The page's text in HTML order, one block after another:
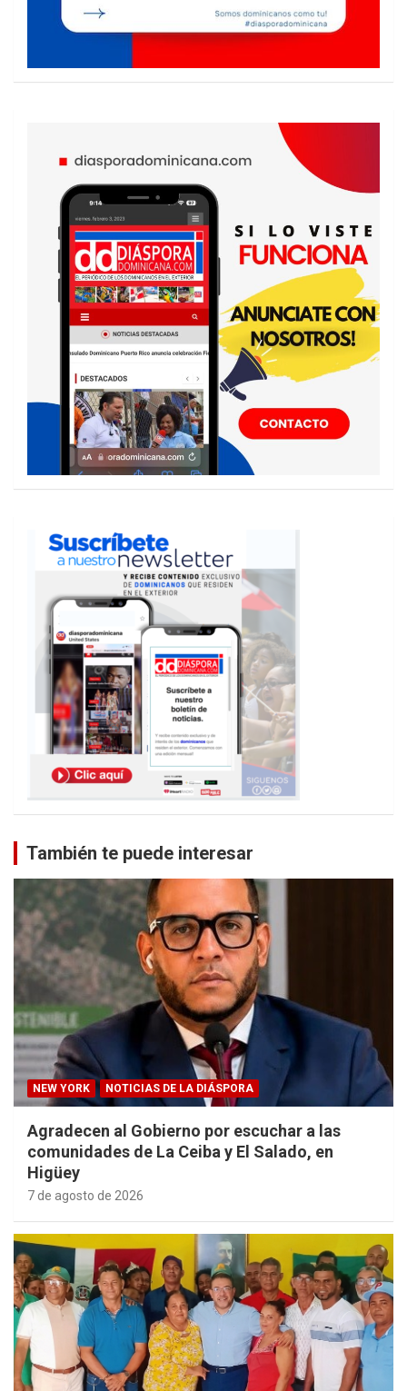
También te puede interesar
NEW YORK NOTICIAS DE LA DIÁSPORA
Agradecen al Gobierno por escuchar a las
comunidades de La Ceiba y El Salado, en
Higüey
7 de agosto de 2026